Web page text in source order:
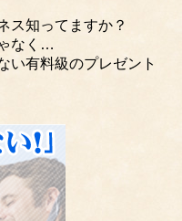
ス知ってますか？
なく…
い有料級のプレゼント